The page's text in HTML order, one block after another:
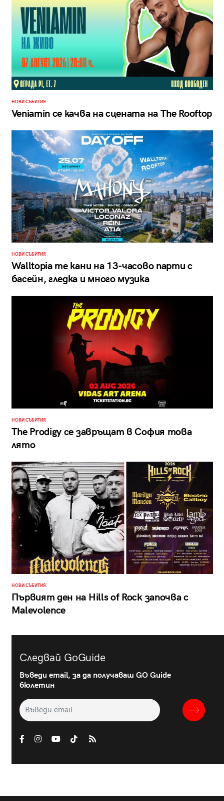
НОВИ СЪБИТИЯ
Veniamin се качва на сцената на The Rooftop
НОВИ СЪБИТИЯ
Walltopia те кани на 13-часово парти с
басейн, гледка и много музика
НОВИ СЪБИТИЯ
The Prodigy се завръщат в София това
лято
НОВИ СЪБИТИЯ
Първият ден на Hills of Rock започва с
Malevolence
Следвай GoGuide
Въведи email, за да получаваш GO Guide
бюлетин